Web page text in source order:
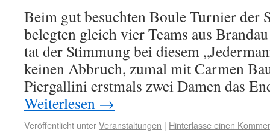
Beim gut besuchten Boule Turnier der
belegten gleich vier Teams aus
tat der Stimmung bei diesem
keinen Abbruch, zumal mit Carmen
Piergallini erstmals zwei Damen das
Weiterlesen →
Veröffentlicht unterVeranstaltungen | Hinterlasse einen